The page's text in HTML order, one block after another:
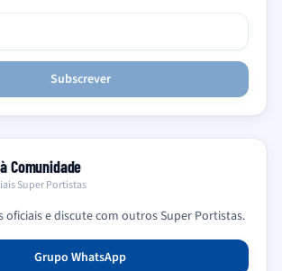
Subscrever
Comunidade
Super Portistas
oficiais e discute com outros Super Portistas.
Grupo WhatsApp